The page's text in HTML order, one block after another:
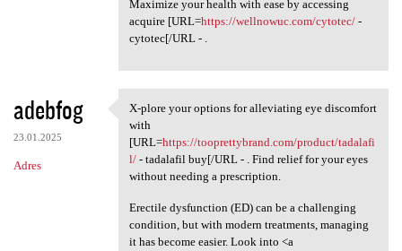
Maximize your health with ease by accessing
acquire [URL=https://wellnowuc.com/cytotec/-
cytotec[/URL - .
adebfog
23.01.2025
Adres
X-plore your options for
X-plore your options for alleviating eye discomfort
with
[URL=https://tooprettybrand.com/product/tadalafi
l/- tadalafil buy[/URL - . Find relief for your eyes
without needing a prescription.
Erectile dysfunction (ED) can be a challenging
condition, but with modern treatments, managing
it has become easier. Look into <a